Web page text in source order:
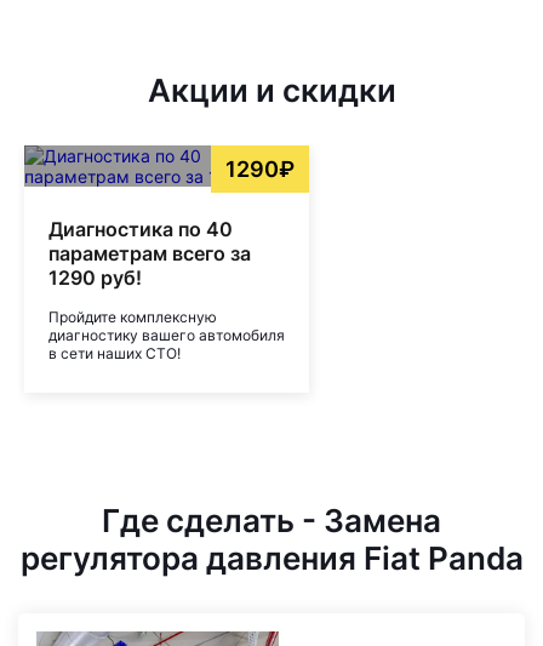
Акции и скидки
1290₽
Диагностика по 40
параметрам всего за
1290 руб!
Пройдите комплексную
диагностику вашего автомобиля
в сети наших СТО!
Где сделать - Замена
регулятора давления Fiat Panda